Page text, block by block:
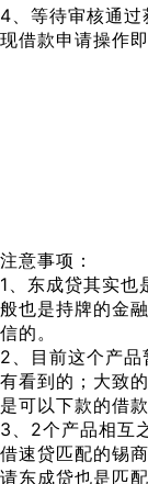
4、等待审核通
现借款申请操作
注意事项：
1、东成贷其实也
般也是持牌的金
信的。
2、目前这个产
有看到的；大致
是可以下款的借款
3、2个产品相互
借速贷匹配的锡
请东成贷也是匹